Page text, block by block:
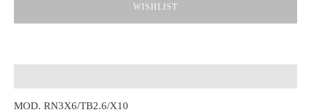
WISHLIST
MOD. RN3X6/TB2.6/X10